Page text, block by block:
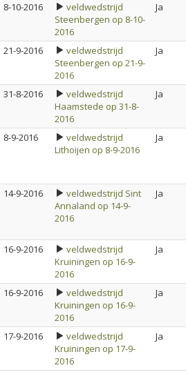
8-10-2016
veldwedstrijd
Steenbergen op 8-10-
2016
Ja
21-9-2016
veldwedstrijd
Steenbergen op 21-9-
2016
Ja
31-8-2016
veldwedstrijd
Haamstede op 31-8-
2016
Ja
8-9-2016
veldwedstrijd
Lithoijen op 8-9-2016
Ja
14-9-2016
veldwedstrijd Sint
Annaland op 14-9-
2016
Ja
16-9-2016
veldwedstrijd
Kruiningen op 16-9-
2016
Ja
16-9-2016
veldwedstrijd
Kruiningen op 16-9-
2016
Ja
17-9-2016
veldwedstrijd
Kruiningen op 17-9-
2016
Ja